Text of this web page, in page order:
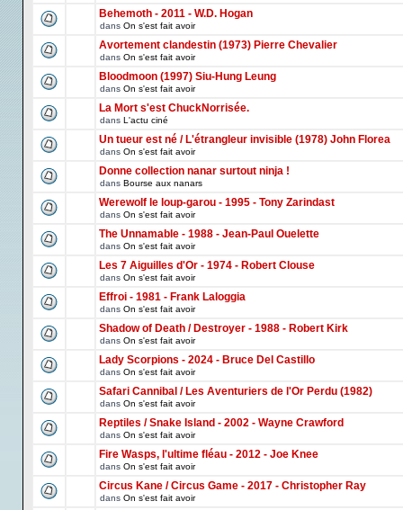
Behemoth - 2011 - W.D. Hogan
dans On s'est fait avoir
Avortement clandestin (1973) Pierre Chevalier
dans On s'est fait avoir
Bloodmoon (1997) Siu-Hung Leung
dans On s'est fait avoir
La Mort s'est ChuckNorrisée.
dans L'actu ciné
Un tueur est né / L'étrangleur invisible (1978) John Florea
dans On s'est fait avoir
Donne collection nanar surtout ninja !
dans Bourse aux nanars
Werewolf le loup-garou - 1995 - Tony Zarindast
dans On s'est fait avoir
The Unnamable - 1988 - Jean-Paul Ouelette
dans On s'est fait avoir
Les 7 Aiguilles d'Or - 1974 - Robert Clouse
dans On s'est fait avoir
Effroi - 1981 - Frank Laloggia
dans On s'est fait avoir
Shadow of Death / Destroyer - 1988 - Robert Kirk
dans On s'est fait avoir
Lady Scorpions - 2024 - Bruce Del Castillo
dans On s'est fait avoir
Safari Cannibal / Les Aventuriers de l'Or Perdu (1982)
dans On s'est fait avoir
Reptiles / Snake Island - 2002 - Wayne Crawford
dans On s'est fait avoir
Fire Wasps, l'ultime fléau - 2012 - Joe Knee
dans On s'est fait avoir
Circus Kane / Circus Game - 2017 - Christopher Ray
dans On s'est fait avoir